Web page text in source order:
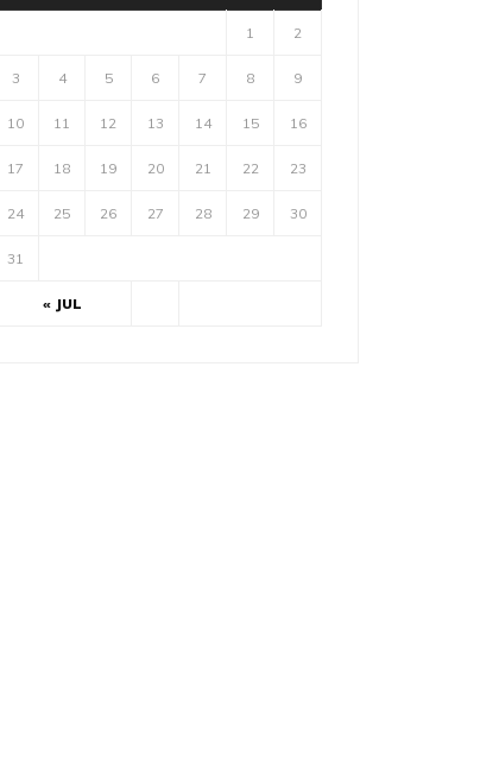
« JUL
1 2
3 4 5 6 7 8 9
10 11 12 13 14 15 16
17 18 19 20 21 22 23
24 25 26 27 28 29 30
31